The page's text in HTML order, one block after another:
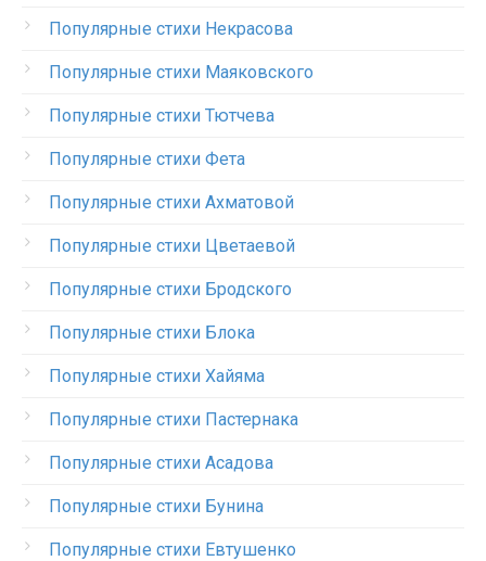
Популярные стихи Некрасова
Популярные стихи Маяковского
Популярные стихи Тютчева
Популярные стихи Фета
Популярные стихи Ахматовой
Популярные стихи Цветаевой
Популярные стихи Бродского
Популярные стихи Блока
Популярные стихи Хайяма
Популярные стихи Пастернака
Популярные стихи Асадова
Популярные стихи Бунина
Популярные стихи Евтушенко